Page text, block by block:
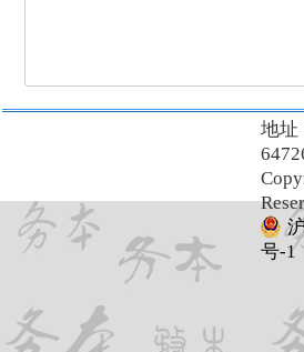
地址
号-1